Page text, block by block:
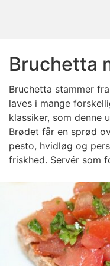
Bruchetta
Bruchetta stammer
laves i mange
klassiker, som denne
Brødet får en sprød
pesto, hvidløg og
friskhed. Servér som